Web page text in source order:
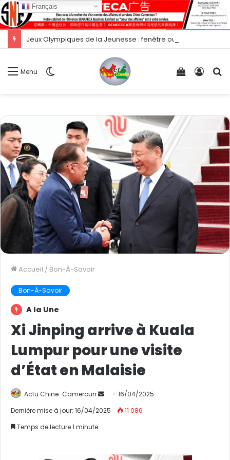
Menu
Voir
Accueil / Bon-À-Savoir
Bon-À-Savoir
A la Une
Xi Jinping arrive à Kuala
Lumpur pour une visite
d’État en Malaisie
Actu Chine-Cameroun
n
16/04/2025
Dernière mise à jour: 16/04/2025
11 086
Temps de lecture 1 minute
Français